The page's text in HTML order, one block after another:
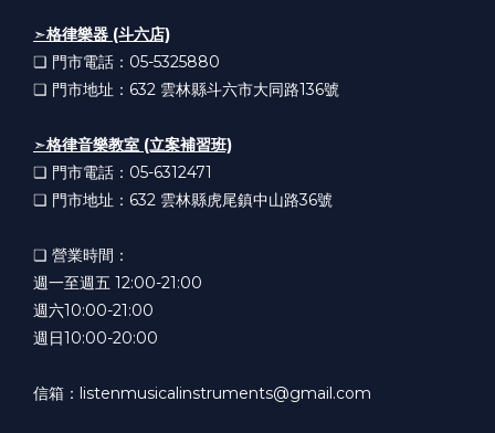
➣格律樂器 (斗六店)
❏ 門市電話：05-5325880
❏ 門市地址：632 雲林縣斗六市大同路136號
➣格律音樂教室 (立案補習班)
❏ 門市電話：05-6312471
❏ 門市地址：632 雲林縣虎尾鎮中山路36號
❏ 營業時間：
週一至週五 12:00-21:00
週六10:00-21:00
週日10:00-20:00
信箱：listenmusicalinstruments@gmail.com